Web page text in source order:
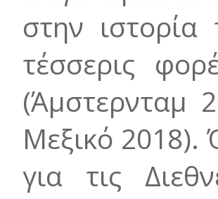
στην
τέσσερις
(Άμστερνταμ
Μεξικό 2018).
για τις